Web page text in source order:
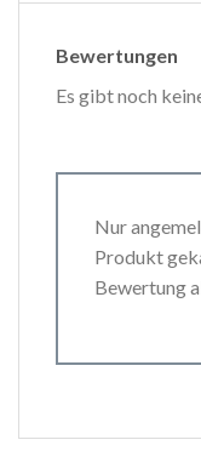
Bewertungen
Es gibt noch
Nur
Produkt
Bewertung